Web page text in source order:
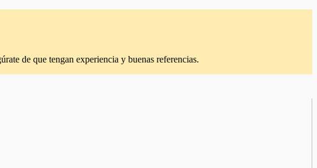
de que tengan experiencia y buenas referencias.